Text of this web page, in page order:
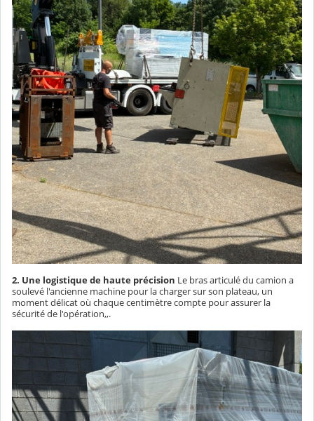
2. Une logistique de haute précision Le bras articulé du camion a
soulevé l'ancienne machine pour la charger sur son plateau, un
moment délicat où chaque centimètre compte pour assurer la
sécurité de l'opération,,.